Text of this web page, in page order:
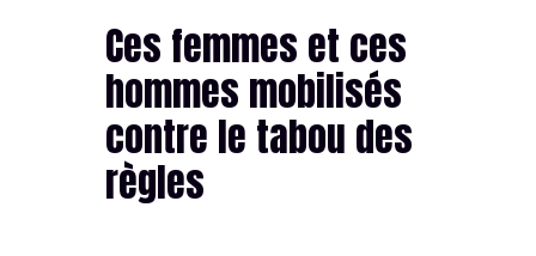
Ces femmes et ces
hommes mobilisés
contre le tabou des
règles